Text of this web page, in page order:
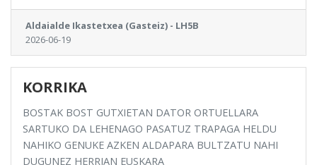
Aldaialde Ikastetxea (Gasteiz) - LH5B
2026-06-19
KORRIKA
BOSTAK BOST GUTXIETAN DATOR ORTUELLARA
SARTUKO DA LEHENAGO PASATUZ TRAPAGA HELDU
NAHIKO GENUKE AZKEN ALDAPARA BULTZATU NAHI
DUGUNEZ HERRIAN EUSKARA